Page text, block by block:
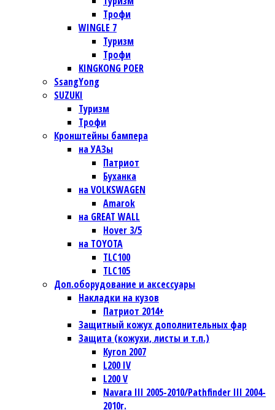
Трофи
WINGLE 7
Туризм
Трофи
KINGKONG POER
SsangYong
SUZUKI
Туризм
Трофи
Кронштейны бампера
на УАЗы
Патриот
Буханка
на VOLKSWAGEN
Amarok
на GREAT WALL
Hover 3/5
на TOYOTA
TLC100
TLC105
Доп.оборудование и аксессуары
Накладки на кузов
Патриот 2014+
Защитный кожух дополнительных фар
Защита (кожухи, листы и т.п.)
Kyron 2007
L200 IV
L200 V
Navara III 2005-2010/Pathfinder III 2004-
2010г.